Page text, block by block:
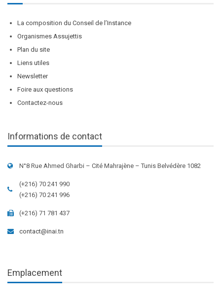
La composition du Conseil de l’Instance
Organismes Assujettis
Plan du site
Liens utiles
Newsletter
Foire aux questions
Contactez-nous
Informations de contact
N°8 Rue Ahmed Gharbi – Cité Mahrajène – Tunis Belvédère 1082
(+216) 70 241 990
(+216) 70 241 996
(+216) 71 781 437
contact@inai.tn
Emplacement